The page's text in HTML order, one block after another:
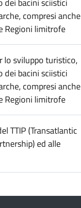
dei bacini sciistici
compresi anche
Regioni limitrofe
lo sviluppo turistico,
dei bacini sciistici
compresi anche
Regioni limitrofe
TTIP (Transatlantic
ed alle